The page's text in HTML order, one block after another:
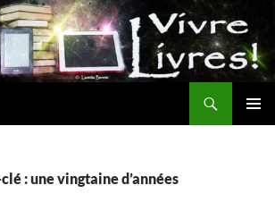
: une vingtaine d’années